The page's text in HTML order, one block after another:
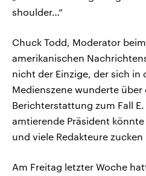
shoulder…“
Chuck Todd, Moderator
amerikanischen
nicht der Einzige, der sich in
Medienszene wunderte
Berichterstattung zum Fall
amtierende Präsident
und viele Redakteure
Am Freitag letzter Woche